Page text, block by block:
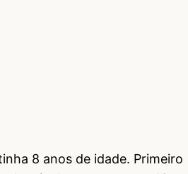
8 anos de idade. Primeiro